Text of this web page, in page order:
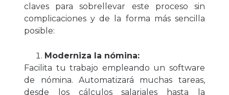
claves para sobrellevar este proceso sin
complicaciones y de la forma más sencilla
posible:
Moderniza la nómina:
Facilita tu trabajo empleando un software
de nómina. Automatizará muchas tareas,
desde los cálculos salariales hasta la